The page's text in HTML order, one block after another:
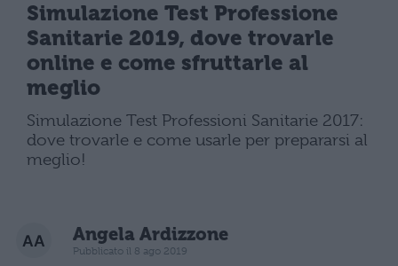
Simulazione Test Professione
Sanitarie 2019, dove trovarle
online e come sfruttarle al
meglio
Simulazione Test Professioni Sanitarie 2017:
dove trovarle e come usarle per prepararsi al
meglio!
Angela Ardizzone
Pubblicato il 8 ago 2019